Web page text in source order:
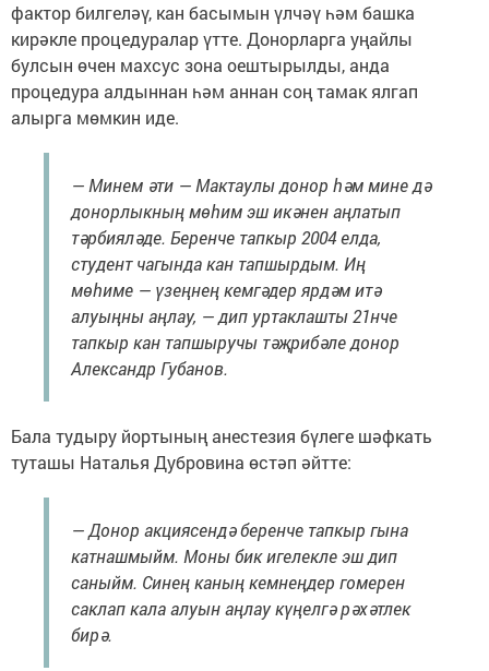
фактор билгеләү, кан басымын үлчәү һәм башка
кирәкле процедуралар үтте. Донорларга уңайлы
булсын өчен махсус зона оештырылды, анда
процедура алдыннан һәм аннан соң тамак ялгап
алырга мөмкин иде.
— Минем әти — Мактаулы донор һәм мине дә
донорлыкның мөһим эш икәнен аңлатып
тәрбияләде. Беренче тапкыр 2004 елда,
студент чагында кан тапшырдым. Иң
мөһиме — үзеңнең кемгәдер ярдәм итә
алуыңны аңлау, — дип уртаклашты 21нче
тапкыр кан тапшыручы тәҗрибәле донор
Александр Губанов.
Бала тудыру йортының анестезия бүлеге шәфкать
туташы Наталья Дубровина өстәп әйтте:
— Донор акциясендә беренче тапкыр гына
катнашмыйм. Моны бик игелекле эш дип
саныйм. Синең каның кемнеңдер гомерен
саклап кала алуын аңлау күңелгә рәхәтлек
бирә.